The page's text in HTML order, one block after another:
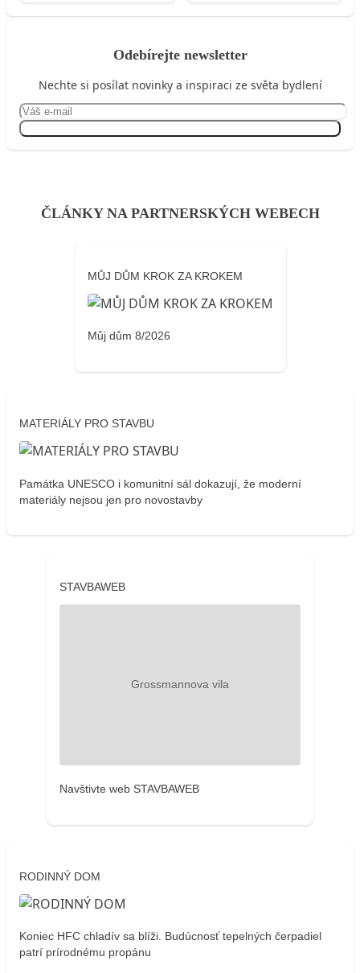
Odebírejte newsletter
Nechte si posílat novinky a inspiraci ze světa bydlení
ČLÁNKY NA PARTNERSKÝCH WEBECH
MŮJ DŮM KROK ZA KROKEM
Můj dům 8/2026
MATERIÁLY PRO STAVBU
Památka UNESCO i komunitní sál dokazují, že moderní
materiály nejsou jen pro novostavby
STAVBAWEB
Navštivte web STAVBAWEB
RODINNÝ DOM
Koniec HFC chladív sa blíži. Budúcnosť tepelných čerpadiel
patrí prírodnému propánu